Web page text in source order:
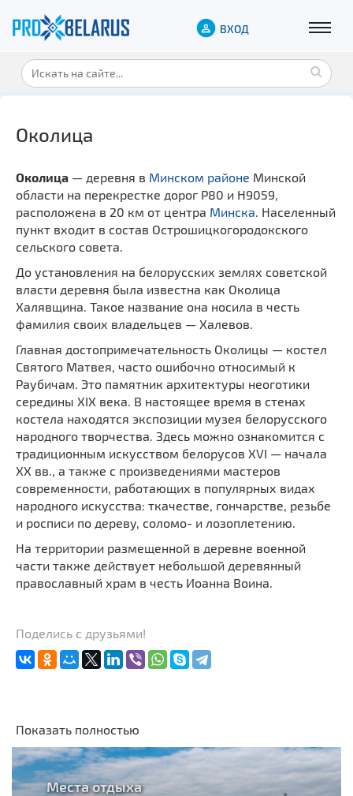
ВХОД
Околица
Околица — деревня в Минском районе Минской
области на перекрестке дорог P80 и Н9059,
расположена в 20 км от центра Минска . Населенный
пункт входит в состав Острошицкогородокского
сельского совета.
До установления на белорусских землях советской
власти деревня была известна как Околица
Халявщина. Такое название она носила в честь
фамилия своих владельцев — Халевов.
Главная достопримечательность Околицы — костел
Святого Матвея, часто ошибочно относимый к
Раубичам. Это памятник архитектуры неоготики
середины XIX века. В настоящее время в стенах
костела находятся экспозиции музея белорусского
народного творчества. Здесь можно ознакомится с
традиционным искусством белорусов XVI — начала
XX вв., а также с произведениями мастеров
современности, работающих в популярных видах
народного искусства: ткачестве, гончарстве, резьбе
и росписи по дереву, соломо- и лозоплетению.
На территории размещенной в деревне военной
части также действует небольшой деревянный
православный храм в честь Иоанна Воина.
Поделись с друзьями!
Показать полностью
Места отдыха